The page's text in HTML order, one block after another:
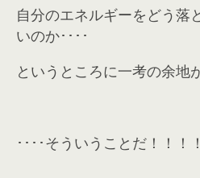
自分のエネルギーをどう落
いのか････
というところに一考の余地
････そういうことだ！！！